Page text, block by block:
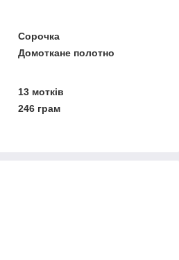
Сорочка
Домоткане полотно
13 мотків
246 грам